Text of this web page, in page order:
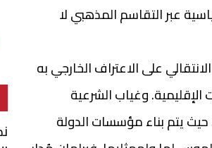
عبر التقاسم المذهبي لا
على الاعتراف الخارجي به
وغياب الشرعية
حيث يتم بناء مؤسسات الدولة